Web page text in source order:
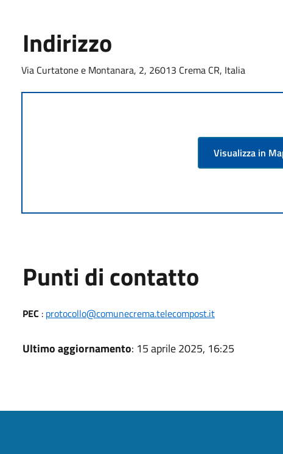
Indirizzo
Via Curtatone e Montanara, 2, 26013 Crema CR, Italia
Visualizza in
Punti di contatto
PEC : protocollo@comunecrema.telecompost.it
Ultimo aggiornamento: 15 aprile 2025, 16:25